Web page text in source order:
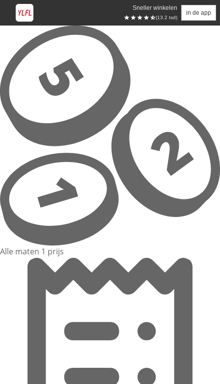
Sneller winkelen
(13.2 tsd)
in de app
Overslaan naar hoofdinhoud
Alle maten 1 prijs